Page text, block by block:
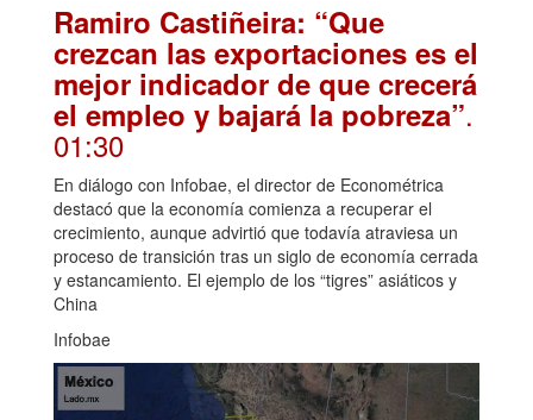
Ramiro Castiñeira: “Que
crezcan las exportaciones es el
mejor indicador de que crecerá
el empleo y bajará la pobreza”.
01:30
En diálogo con Infobae, el director de Econométrica
destacó que la economía comienza a recuperar el
crecimiento, aunque advirtió que todavía atraviesa un
proceso de transición tras un siglo de economía cerrada
y estancamiento. El ejemplo de los “tigres” asiáticos y
China
Infobae